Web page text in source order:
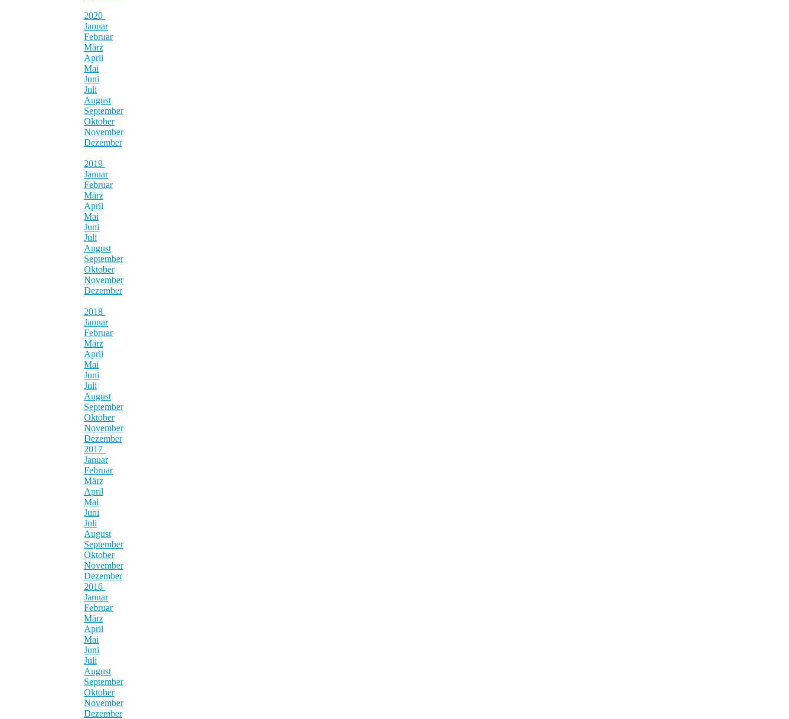
2020
Januar
Februar
März
April
Mai
Juni
Juli
August
September
Oktober
November
Dezember
2019
Januar
Februar
März
April
Mai
Juni
Juli
August
September
Oktober
November
Dezember
2018
Januar
Februar
März
April
Mai
Juni
Juli
August
September
Oktober
November
Dezember
2017
Januar
Februar
März
April
Mai
Juni
Juli
August
September
Oktober
November
Dezember
2016
Januar
Februar
März
April
Mai
Juni
Juli
August
September
Oktober
November
Dezember